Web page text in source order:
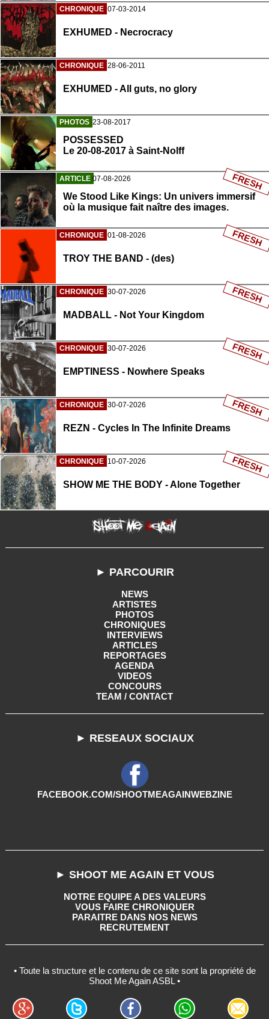
CHRONIQUE 07-03-2014
EXHUMED - Necrocracy
CHRONIQUE 28-06-2011
EXHUMED - All guts, no glory
PHOTOS 23-08-2017
POSSESSED
Le 20-08-2017 à Saint-Nolff
ARTICLE 07-08-2026
We Stood Like Kings: Un univers immersif
où la musique fait naître des images.
FRESH
CHRONIQUE 01-08-2026
TROY THE BAND - (des)
FRESH
CHRONIQUE 30-07-2026
MADBALL - Not Your Kingdom
FRESH
CHRONIQUE 30-07-2026
EMPTINESS - Nowhere Speaks
FRESH
CHRONIQUE 30-07-2026
REZN - Cycles In The Infinite Dreams
FRESH
CHRONIQUE 10-07-2026
SHOW ME THE BODY - Alone Together
FRESH
► PARCOURIR
NEWS
ARTISTES
PHOTOS
CHRONIQUES
INTERVIEWS
ARTICLES
REPORTAGES
AGENDA
VIDEOS
CONCOURS
TEAM / CONTACT
► RESEAUX SOCIAUX
FACEBOOK.COM/SHOOTMEAGAINWEBZINE
► SHOOT ME AGAIN ET VOUS
NOTRE EQUIPE A DES VALEURS
VOUS FAIRE CHRONIQUER
PARAITRE DANS NOS NEWS
RECRUTEMENT
• Toute la structure et le contenu de ce site sont la propriété de
Shoot Me Again ASBL •